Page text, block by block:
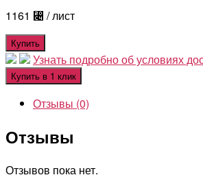
1161 ⃄ / лист
Купить
Узнать подробно об условиях
Купить в 1 клик
Отзывы (0)
Отзывы
Отзывов пока нет.